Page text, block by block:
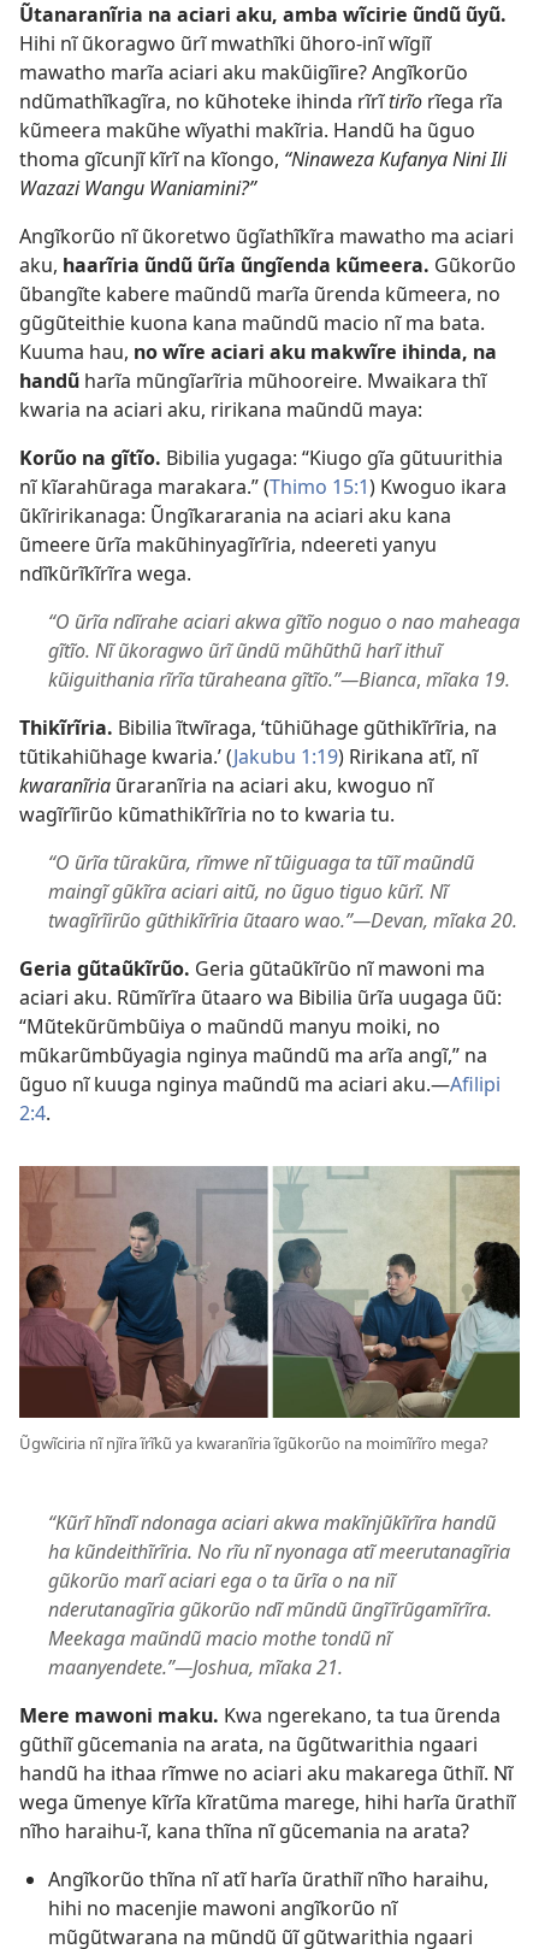
Ũtanaranĩria na aciari aku, amba wĩcirie ũndũ ũyũ.
Hihi nĩ ũkoragwo ũrĩ mwathĩki ũhoro-inĩ wĩgiĩ
mawatho marĩa aciari aku makũigĩire? Angĩkorũo
ndũmathĩkagĩra, no kũhoteke ihinda rĩrĩtirĩo rĩega rĩa
kũmeera makũhe wĩyathi makĩria. Handũ ha ũguo
thoma gĩcunjĩ kĩrĩ na kĩongo, “Ninaweza Kufanya Nini Ili
Wazazi Wangu Waniamini?”
Angĩkorũo nĩ ũkoretwo ũgĩathĩkĩra mawatho ma aciari
aku, haarĩria ũndũ ũrĩa ũngĩenda kũmeera. Gũkorũo
ũbangĩte kabere maũndũ marĩa ũrenda kũmeera, no
gũgũteithie kuona kana maũndũ macio nĩ ma bata.
Kuuma hau, no wĩre aciari aku makwĩre ihinda, na
handũ harĩa mũngĩarĩria mũhooreire. Mwaikara thĩ
kwaria na aciari aku, ririkana maũndũ maya:
Korũo na gĩtĩo. Bibilia yugaga: “Kiugo gĩa gũtuurithia
nĩ kĩarahũraga marakara.” (Thimo 15:1) Kwoguo ikara
ũkĩririkanaga: Ũngĩkararania na aciari aku kana
ũmeere ũrĩa makũhinyagĩrĩria, ndeereti yanyu
ndĩkũrĩkĩrĩra wega.
“O ũrĩa ndĩrahe aciari akwa gĩtĩo noguo o nao maheaga
gĩtĩo. Nĩ ũkoragwo ũrĩ ũndũ mũhũthũ harĩ ithuĩ
kũiguithania rĩrĩa tũraheana gĩtĩo.”​—Bianca, mĩaka 19.
Thikĩrĩria. Bibilia ĩtwĩraga, ‘tũhiũhage gũthikĩrĩria, na
tũtikahiũhage kwaria.’ (Jakubu 1:19) Ririkana atĩ, nĩ
kwaranĩria ũraranĩria na aciari aku, kwoguo nĩ
wagĩrĩirũo kũmathikĩrĩria no to kwaria tu.
“O ũrĩa tũrakũra, rĩmwe nĩ tũiguaga ta tũĩ maũndũ
maingĩ gũkĩra aciari aitũ, no ũguo tiguo kũrĩ. Nĩ
twagĩrĩirũo gũthikĩrĩria ũtaaro wao.”​—Devan, mĩaka 20.
Geria gũtaũkĩrũo. Geria gũtaũkĩrũo nĩ mawoni ma
aciari aku. Rũmĩrĩra ũtaaro wa Bibilia ũrĩa uugaga ũũ:
“Mũtekũrũmbũiya o maũndũ manyu moiki, no
mũkarũmbũyagia nginya maũndũ ma arĩa angĩ,” na
ũguo nĩ kuuga nginya maũndũ ma aciari aku.​—Afilipi
2:4.
Ũgwĩciria nĩ njĩra ĩrĩkũ ya kwaranĩria ĩgũkorũo na moimĩrĩro mega?
“Kũrĩ hĩndĩ ndonaga aciari akwa makĩnjũkĩrĩra handũ
ha kũndeithĩrĩria. No rĩu nĩ nyonaga atĩ meerutanagĩria
gũkorũo marĩ aciari ega o ta ũrĩa o na niĩ
nderutanagĩria gũkorũo ndĩ mũndũ ũngĩĩrũgamĩrĩra.
Meekaga maũndũ macio mothe tondũ nĩ
maanyendete.”​—Joshua, mĩaka 21.
Mere mawoni maku. Kwa ngerekano, ta tua ũrenda
gũthiĩ gũcemania na arata, na ũgũtwarithia ngaari
handũ ha ithaa rĩmwe no aciari aku makarega ũthiĩ. Nĩ
wega ũmenye kĩrĩa kĩratũma marege, hihi harĩa ũrathiĩ
nĩho haraihu-ĩ, kana thĩna nĩ gũcemania na arata?
Angĩkorũo thĩna nĩ atĩ harĩa ũrathiĩ nĩho haraihu,
hihi no macenjie mawoni angĩkorũo nĩ
mũgũtwarana na mũndũ ũĩ gũtwarithia ngaari